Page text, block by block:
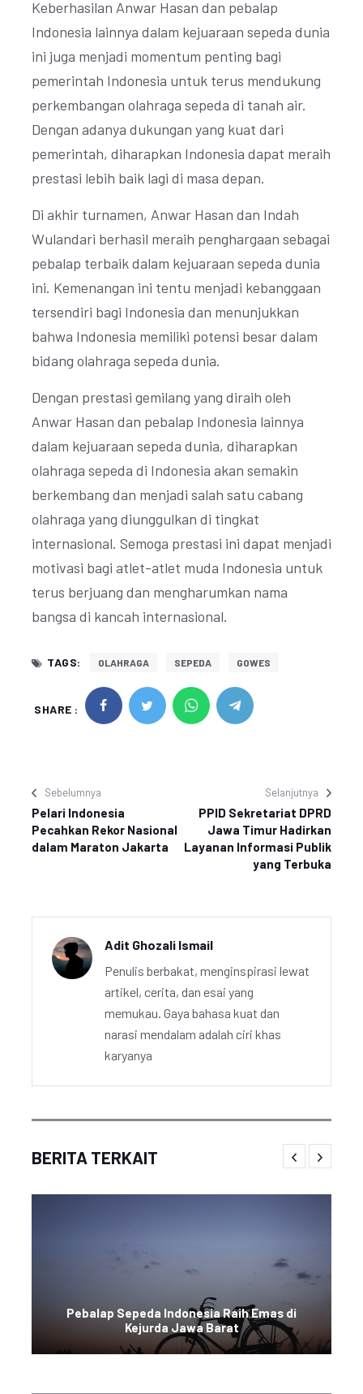
Keberhasilan Anwar Hasan dan pebalap
Indonesia lainnya dalam kejuaraan sepeda dunia
ini juga menjadi momentum penting bagi
pemerintah Indonesia untuk terus mendukung
perkembangan olahraga sepeda di tanah air.
Dengan adanya dukungan yang kuat dari
pemerintah, diharapkan Indonesia dapat meraih
prestasi lebih baik lagi di masa depan.
Di akhir turnamen, Anwar Hasan dan Indah
Wulandari berhasil meraih penghargaan sebagai
pebalap terbaik dalam kejuaraan sepeda dunia
ini. Kemenangan ini tentu menjadi kebanggaan
tersendiri bagi Indonesia dan menunjukkan
bahwa Indonesia memiliki potensi besar dalam
bidang olahraga sepeda dunia.
Dengan prestasi gemilang yang diraih oleh
Anwar Hasan dan pebalap Indonesia lainnya
dalam kejuaraan sepeda dunia, diharapkan
olahraga sepeda di Indonesia akan semakin
berkembang dan menjadi salah satu cabang
olahraga yang diunggulkan di tingkat
internasional. Semoga prestasi ini dapat menjadi
motivasi bagi atlet-atlet muda Indonesia untuk
terus berjuang dan mengharumkan nama
bangsa di kancah internasional.
TAGS: OLAHRAGA SEPEDA GOWES
SHARE :
Sebelumnya
Pelari Indonesia
Pecahkan Rekor Nasional
dalam Maraton Jakarta
Selanjutnya
PPID Sekretariat DPRD
Jawa Timur Hadirkan
Layanan Informasi Publik
yang Terbuka
Adit Ghozali Ismail
Penulis berbakat, menginspirasi lewat
artikel, cerita, dan esai yang
memukau. Gaya bahasa kuat dan
narasi mendalam adalah ciri khas
karyanya
BERITA TERKAIT
Pebalap Sepeda Indonesia Raih Emas di
Kejurda Jawa Barat